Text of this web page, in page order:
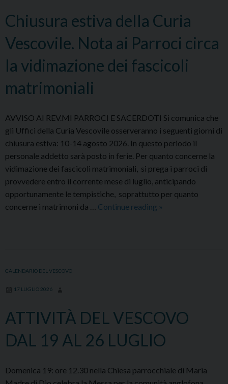
Chiusura estiva della Curia
Vescovile. Nota ai Parroci circa
la vidimazione dei fascicoli
matrimoniali
AVVISO AI REV.MI PARROCI E SACERDOTI Si comunica che
gli Uffici della Curia Vescovile osserveranno i seguenti giorni di
chiusura estiva: 10-14 agosto 2026. In questo periodo il
personale addetto sarà posto in ferie. Per quanto concerne la
vidimazione dei fascicoli matrimoniali, si prega i parroci di
provvedere entro il corrente mese di luglio, anticipando
opportunamente le tempistiche, soprattutto per quanto
concerne i matrimoni da … Continue reading Chiusura
la
vidimazione
dei
matrimoniali
»
CALENDARIO DEL VESCOVO
17 LUGLIO 2026
ATTIVITÀ DEL VESCOVO
DAL 19 AL 26 LUGLIO
Domenica 19: ore 12.30 nella Chiesa parrocchiale di Maria